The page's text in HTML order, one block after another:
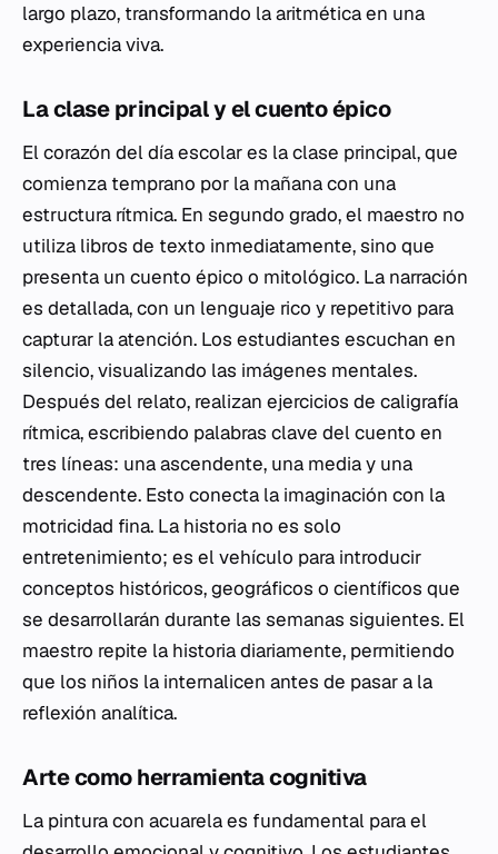
largo plazo, transformando la aritmética en una
experiencia viva.
La clase principal y el cuento épico
El corazón del día escolar es la clase principal, que
comienza temprano por la mañana con una
estructura rítmica. En segundo grado, el maestro no
utiliza libros de texto inmediatamente, sino que
presenta un cuento épico o mitológico. La narración
es detallada, con un lenguaje rico y repetitivo para
capturar la atención. Los estudiantes escuchan en
silencio, visualizando las imágenes mentales.
Después del relato, realizan ejercicios de caligrafía
rítmica, escribiendo palabras clave del cuento en
tres líneas: una ascendente, una media y una
descendente. Esto conecta la imaginación con la
motricidad fina. La historia no es solo
entretenimiento; es el vehículo para introducir
conceptos históricos, geográficos o científicos que
se desarrollarán durante las semanas siguientes. El
maestro repite la historia diariamente, permitiendo
que los niños la internalicen antes de pasar a la
reflexión analítica.
Arte como herramienta cognitiva
La pintura con acuarela es fundamental para el